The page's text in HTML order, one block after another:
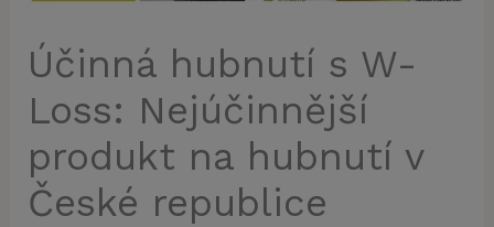
Účinná hubnutí s W-
Loss: Nejúčinnější
produkt na hubnutí v
České republice